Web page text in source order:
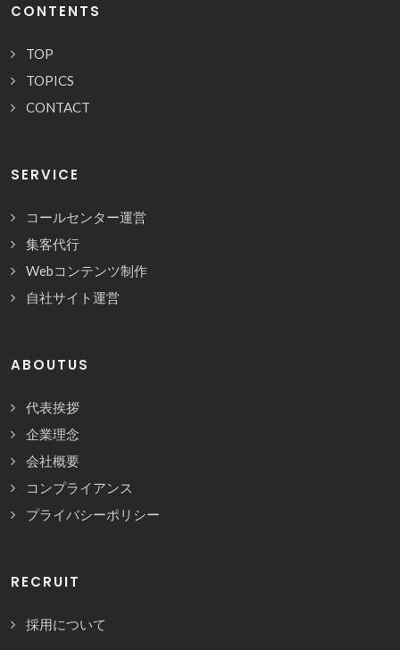
CONTENTS
TOP
TOPICS
CONTACT
SERVICE
コールセンター運営
集客代行
Webコンテンツ制作
自社サイト運営
ABOUTUS
代表挨拶
企業理念
会社概要
コンプライアンス
プライバシーポリシー
RECRUIT
採用について